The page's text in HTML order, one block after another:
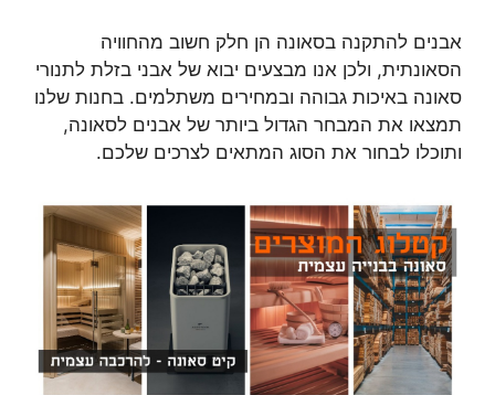
אבנים להתקנה בסאונה הן חלק חשוב מהחוויה
הסאונתית, ולכן אנו מבצעים יבוא של אבני בזלת לתנורי
סאונה באיכות גבוהה ובמחירים משתלמים. בחנות שלנו
תמצאו את המבחר הגדול ביותר של אבנים לסאונה,
ותוכלו לבחור את הסוג המתאים לצרכים שלכם.